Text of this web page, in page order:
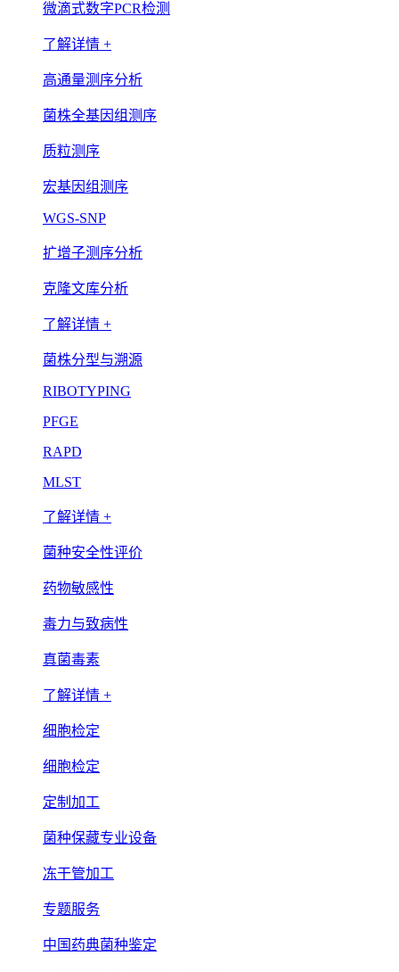
微滴式数字PCR检测
了解详情 +
高通量测序分析
菌株全基因组测序
质粒测序
宏基因组测序
WGS-SNP
扩增子测序分析
克隆文库分析
了解详情 +
菌株分型与溯源
RIBOTYPING
PFGE
RAPD
MLST
了解详情 +
菌种安全性评价
药物敏感性
毒力与致病性
真菌毒素
了解详情 +
细胞检定
细胞检定
定制加工
菌种保藏专业设备
冻干管加工
专题服务
中国药典菌种鉴定